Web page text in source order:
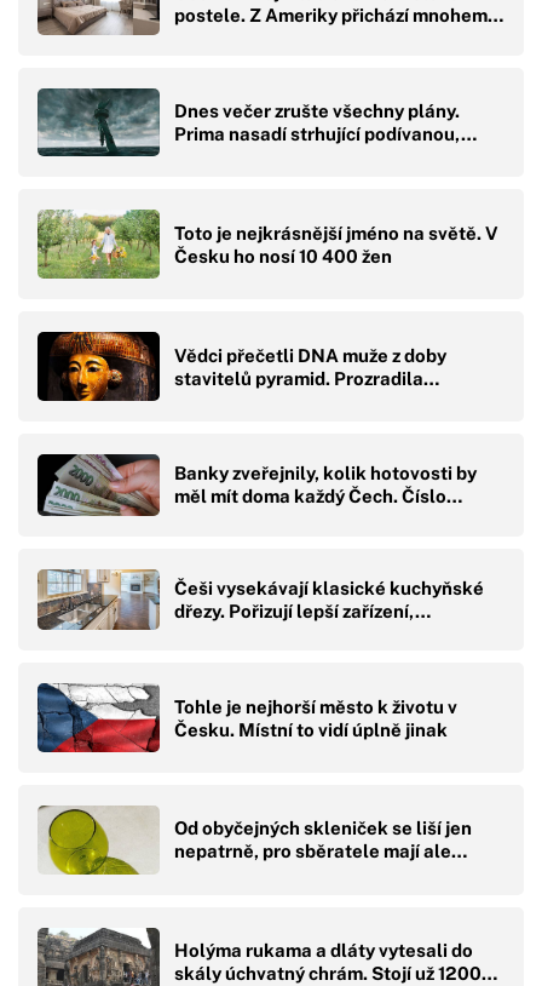
postele. Z Ameriky přichází mnohem…
Dnes večer zrušte všechny plány.
Prima nasadí strhující podívanou,…
Toto je nejkrásnější jméno na světě. V
Česku ho nosí 10 400 žen
Vědci přečetli DNA muže z doby
stavitelů pyramid. Prozradila…
Banky zveřejnily, kolik hotovosti by
měl mít doma každý Čech. Číslo…
Češi vysekávají klasické kuchyňské
dřezy. Pořizují lepší zařízení,…
Tohle je nejhorší město k životu v
Česku. Místní to vidí úplně jinak
Od obyčejných skleniček se liší jen
nepatrně, pro sběratele mají ale…
Holýma rukama a dláty vytesali do
skály úchvatný chrám. Stojí už 1200…